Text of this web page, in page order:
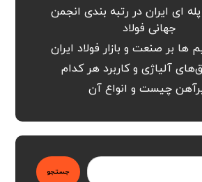
ای ایران در رتبه بندی انجمن
جهانی فولاد
ها بر صنعت و بازار فولاد ایران
آلیاژی و کاربرد هر کدام
چیست و انواع آن
جستجو